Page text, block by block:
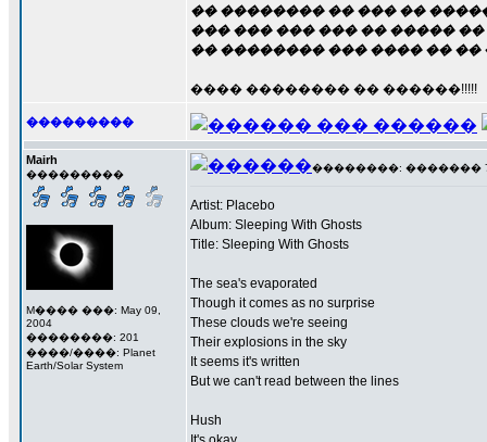
�� �������� �� ��� ��
��� ��� ��� ��� �� �����
�� �������� ��� ���� �� ��
���� �������� �� ������!!!!!
���������
Mairh
���������
M���� ���: May 09,
2004
��������: 201
����/����: Planet
Earth/Solar System
��������: ������� 7
Artist: Placebo
Album: Sleeping With Ghosts
Title: Sleeping With Ghosts
The sea's evaporated
Though it comes as no surprise
These clouds we're seeing
Their explosions in the sky
It seems it's written
But we can't read between the lines
Hush